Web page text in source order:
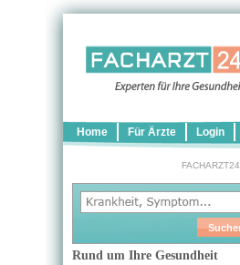
Home Für Ärzte Login
FACHARZT24
Rund um Ihre Gesundheit